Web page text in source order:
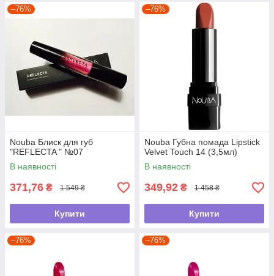
–76%
Nouba Блиск для губ
"REFLECTA " №07
В наявності
371,76 ₴ 1 549 ₴
Купити
–76%
Nouba Губна помада Lipstick
Velvet Touch 14 (3,5мл)
В наявності
349,92 ₴ 1 458 ₴
Купити
–76% –76%